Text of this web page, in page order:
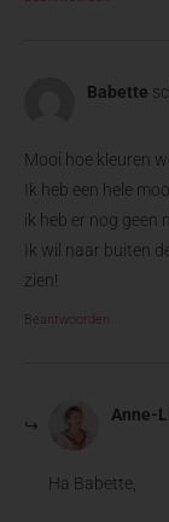
Babette
Mooi hoe kleuren
Ik heb een hele
ik heb er nog geen
Ik wil naar buiten
zien!
Beantwoorden
Anne-
Ha Babette,